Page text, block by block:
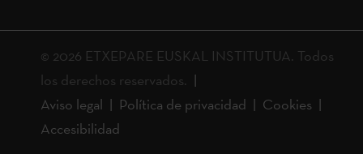
© 2026 ETXEPARE EUSKAL INSTITUTUA. Todos
los derechos reservados.
Aviso legal
Política de privacidad
Cookies
Accesibilidad